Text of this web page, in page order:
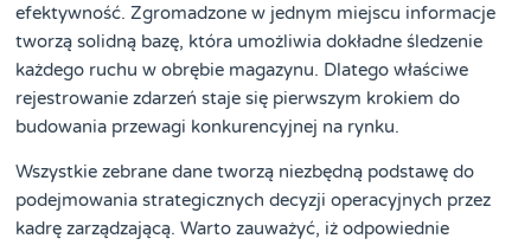
efektywność. Zgromadzone w jednym miejscu informacje
tworzą solidną bazę, która umożliwia dokładne śledzenie
każdego ruchu w obrębie magazynu. Dlatego właściwe
rejestrowanie zdarzeń staje się pierwszym krokiem do
budowania przewagi konkurencyjnej na rynku.
Wszystkie zebrane dane tworzą niezbędną podstawę do
podejmowania strategicznych decyzji operacyjnych przez
kadrę zarządzającą. Warto zauważyć, iż odpowiednie